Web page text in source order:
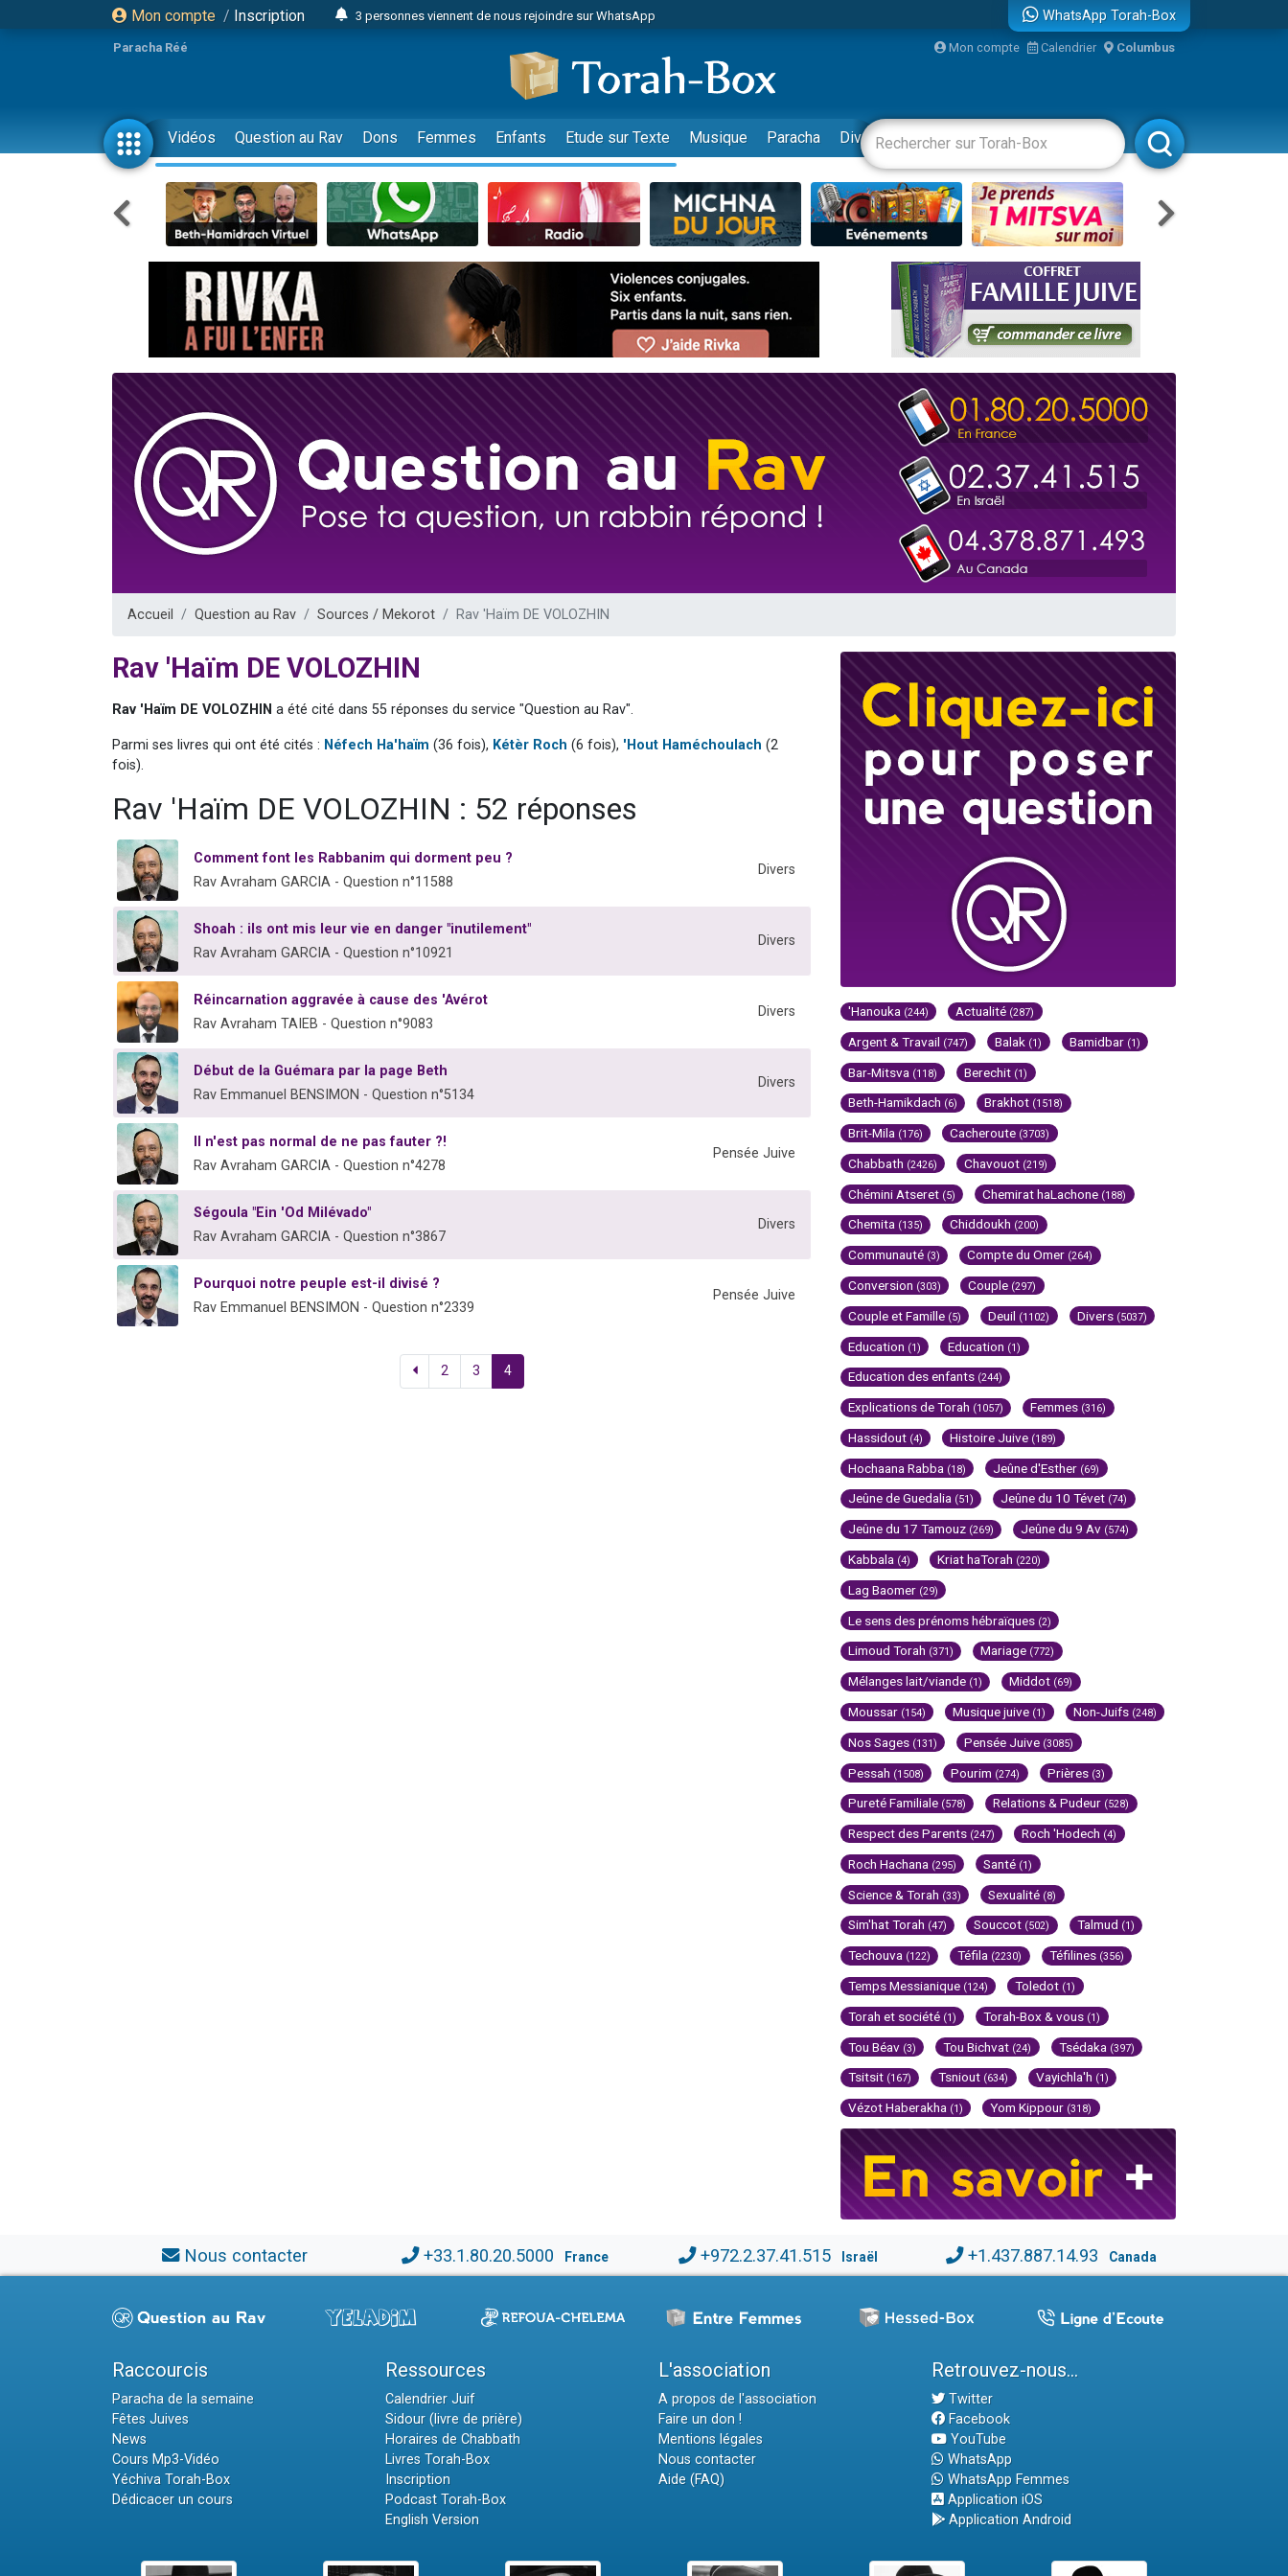
Mon compte / Inscription
3 personnes viennent de nous rejoindre sur WhatsApp
3 personnes viennent de faire un don pour 5 jours de vacances aux Orphelins
3 personnes viennent de faire un don pour Diane, 80 ans, dans un appartement insalubre
2 personnes viennent de nous rejoindre sur WhatsApp
13 personnes viennent de demander une bénédiction
30 personnes viennent de faire un don pour Sauvez la jambe de Yohan
Il reste 49 places pour étudier en groupe sur Zoom
12 nouvelles musiques dans Torah-Box Music
3 personnes viennent de nous rejoindre sur WhatsApp
2 personnes viennent de nous rejoindre sur WhatsApp
2 nouvelles musiques dans Torah-Box Music
3 personnes viennent de nous rejoindre sur WhatsApp
8 personnes viennent de faire un don pour Tsédaka : pauvres d'Israel
Nouvelle émission radio : Visions de grandeur n°104 : Le Chabbath et le Birkat Hamazone à travers le temps
61 personnes viennent de demander une bénédiction
Il reste 49 places pour étudier en groupe sur Zoom
Ariel vient de donner son Maasser
Nathaniel vient de donner son Maasser
WhatsApp Torah-Box
Paracha Réé Mon compte Calendrier Columbus
Vidéos Question au Rav Dons Femmes Enfants Etude sur Texte Musique Paracha Divertissements Livres Rabbanim
Accueil Question au Rav Sources / Mekorot Rav 'Haïm DE VOLOZHIN
Rav 'Haïm DE VOLOZHIN
Rav 'Haïm DE VOLOZHIN a été cité dans 55 réponses du service "Question au Rav".
Parmi ses livres qui ont été cités : Néfech Ha'haïm (36 fois), Kétèr Roch (6 fois), 'Hout Haméchoulach (2
fois).
Rav 'Haïm DE VOLOZHIN : 52 réponses
Comment font les Rabbanim qui dorment peu ?
Rav Avraham GARCIA - Question n°11588
Divers
Shoah : ils ont mis leur vie en danger "inutilement"
Rav Avraham GARCIA - Question n°10921
Divers
Réincarnation aggravée à cause des 'Avérot
Rav Avraham TAIEB - Question n°9083
Divers
Début de la Guémara par la page Beth
Rav Emmanuel BENSIMON - Question n°5134
Divers
Il n'est pas normal de ne pas fauter ?!
Rav Avraham GARCIA - Question n°4278
Pensée Juive
Ségoula "Ein 'Od Milévado"
Rav Avraham GARCIA - Question n°3867
Divers
Pourquoi notre peuple est-il divisé ?
Rav Emmanuel BENSIMON - Question n°2339
Pensée Juive
2 3 4
'Hanouka (244) Actualité (287)
Argent & Travail (747) Balak (1) Bamidbar (1)
Bar-Mitsva (118) Berechit (1)
Beth-Hamikdach (6) Brakhot (1518)
Brit-Mila (176) Cacheroute (3703)
Chabbath (2426) Chavouot (219)
Chémini Atseret (5) Chemirat haLachone (188)
Chemita (135) Chiddoukh (200)
Communauté (3) Compte du Omer (264)
Conversion (303) Couple (297)
Couple et Famille (5) Deuil (1102) Divers (5037)
Education (1) Education (1)
Education des enfants (244)
Explications de Torah (1057) Femmes (316)
Hassidout (4) Histoire Juive (189)
Hochaana Rabba (18) Jeûne d'Esther (69)
Jeûne de Guedalia (51) Jeûne du 10 Tévet (74)
Jeûne du 17 Tamouz (269) Jeûne du 9 Av (574)
Kabbala (4) Kriat haTorah (220)
Lag Baomer (29)
Le sens des prénoms hébraïques (2)
Limoud Torah (371) Mariage (772)
Mélanges lait/viande (1) Middot (69)
Moussar (154) Musique juive (1) Non-Juifs (248)
Nos Sages (131) Pensée Juive (3085)
Pessah (1508) Pourim (274) Prières (3)
Pureté Familiale (578) Relations & Pudeur (528)
Respect des Parents (247) Roch 'Hodech (4)
Roch Hachana (295) Santé (1)
Science & Torah (33) Sexualité (8)
Sim'hat Torah (47) Souccot (502) Talmud (1)
Techouva (122) Téfila (2230) Téfilines (356)
Temps Messianique (124) Toledot (1)
Torah et société (1) Torah-Box & vous (1)
Tou Béav (3) Tou Bichvat (24) Tsédaka (397)
Tsitsit (167) Tsniout (634) Vayichla'h (1)
Vézot Haberakha (1) Yom Kippour (318)
Nous contacter +33.1.80.20.5000 France +972.2.37.41.515 Israël +1.437.887.14.93 Canada
Raccourcis
Paracha de la semaine
Fêtes Juives
News
Cours Mp3-Vidéo
Yéchiva Torah-Box
Dédicacer un cours
Ressources
Calendrier Juif
Sidour (livre de prière)
Horaires de Chabbath
Livres Torah-Box
Inscription
Podcast Torah-Box
English Version
L'association
A propos de l'association
Faire un don !
Mentions légales
Nous contacter
Aide (FAQ)
Retrouvez-nous...
Twitter
Facebook
YouTube
WhatsApp
WhatsApp Femmes
Application iOS
Application Android